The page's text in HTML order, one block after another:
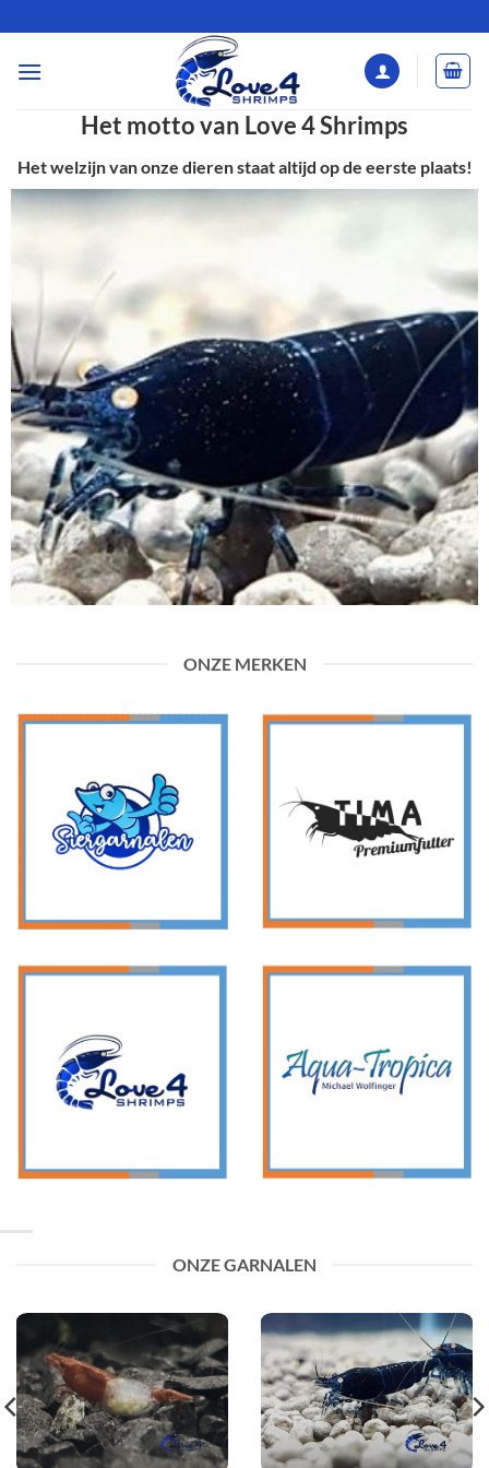
naar
inhoud
Het motto van Love 4 Shrimps
Het welzijn van onze dieren staat altijd op de eerste plaats!
ONZE MERKEN
ONZE GARNALEN